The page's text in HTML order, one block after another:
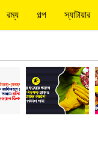
রম্য গল্প স্যাটায়ার